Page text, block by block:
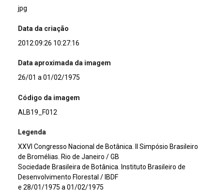
jpg
Data da criação
2012:09:26 10:27:16
Data aproximada da imagem
26/01 a 01/02/1975
Código da imagem
ALB19_F012
Legenda
XXVI Congresso Nacional de Botânica. II Simpósio Brasileiro
de Bromélias. Rio de Janeiro / GB
Sociedade Brasileira de Botânica. Instituto Brasileiro de
Desenvolvimento Florestal / IBDF
e 28/01/1975 a 01/02/1975